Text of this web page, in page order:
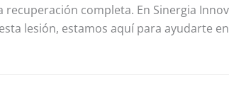
completa. En Sinergia
lesión, estamos aquí para ayudarte